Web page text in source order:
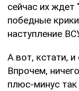
сейчас их
победные
наступление
А вот, кстати,
Впрочем,
плюс-минус